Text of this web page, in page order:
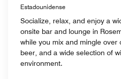
Estadounidense
Socialize, relax, and enjoy a
onsite bar and lounge in
while you mix and mingle over
beer, and a wide selection of
environment.